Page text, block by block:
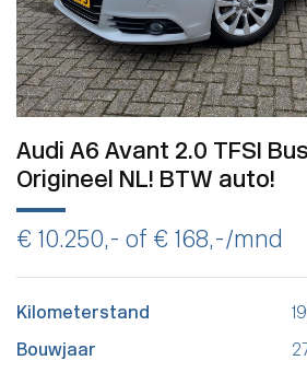
Audi A6 Avant 2.0 TFSI
Origineel NL! BTW auto!
€ 10.250,- of € 168,-/mnd
Kilometerstand
Bouwjaar